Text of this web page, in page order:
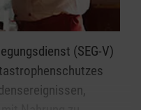
(SEG-V)